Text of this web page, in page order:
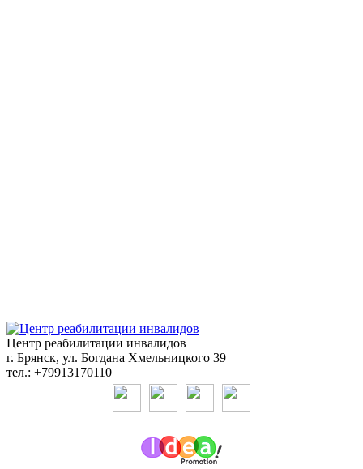
Центр реабилитации инвалидов
г. Брянск, ул. Богдана Хмельницкого 39
тел.: +79913170110